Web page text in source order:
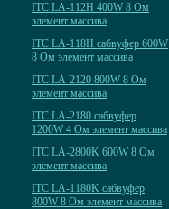
ITC LA-112H 400W 8 Ом
элемент массива
ITC LA-118H сабвуфер 600W
8 Ом элемент массива
ITC LA-2120 800W 8 Ом
элемент массива
ITC LA-2180 сабвуфер
1200W 4 Ом элемент массива
ITC LA-2800K 600W 8 Ом
элемент массива
ITC LA-1180K сабвуфер
800W 8 Ом элемент массива